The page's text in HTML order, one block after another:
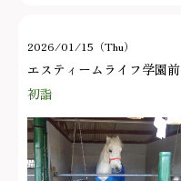
2026/01/15（Thu）
エスティームライフ学園前
初詣